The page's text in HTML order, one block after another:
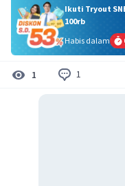
Ikuti Tryout
100rb
Habis dalam
1 1